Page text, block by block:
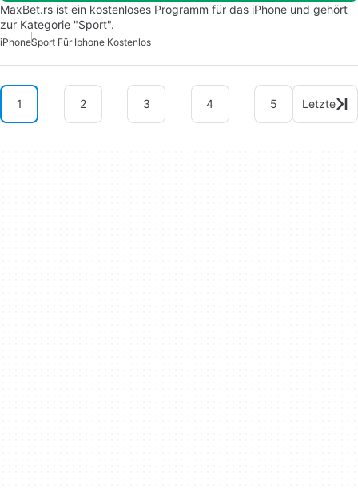
MaxBet.rs ist ein kostenloses Programm für das iPhone und gehört
zur Kategorie "Sport".
iPhoneSport Für Iphone Kostenlos
1 2 3 4 5 Letzte